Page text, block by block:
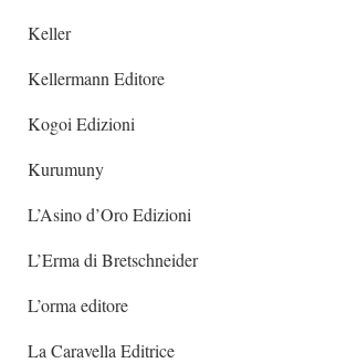
Keller
Kellermann Editore
Kogoi Edizioni
Kurumuny
L’Asino d’Oro Edizioni
L’Erma di Bretschneider
L’orma editore
La Caravella Editrice